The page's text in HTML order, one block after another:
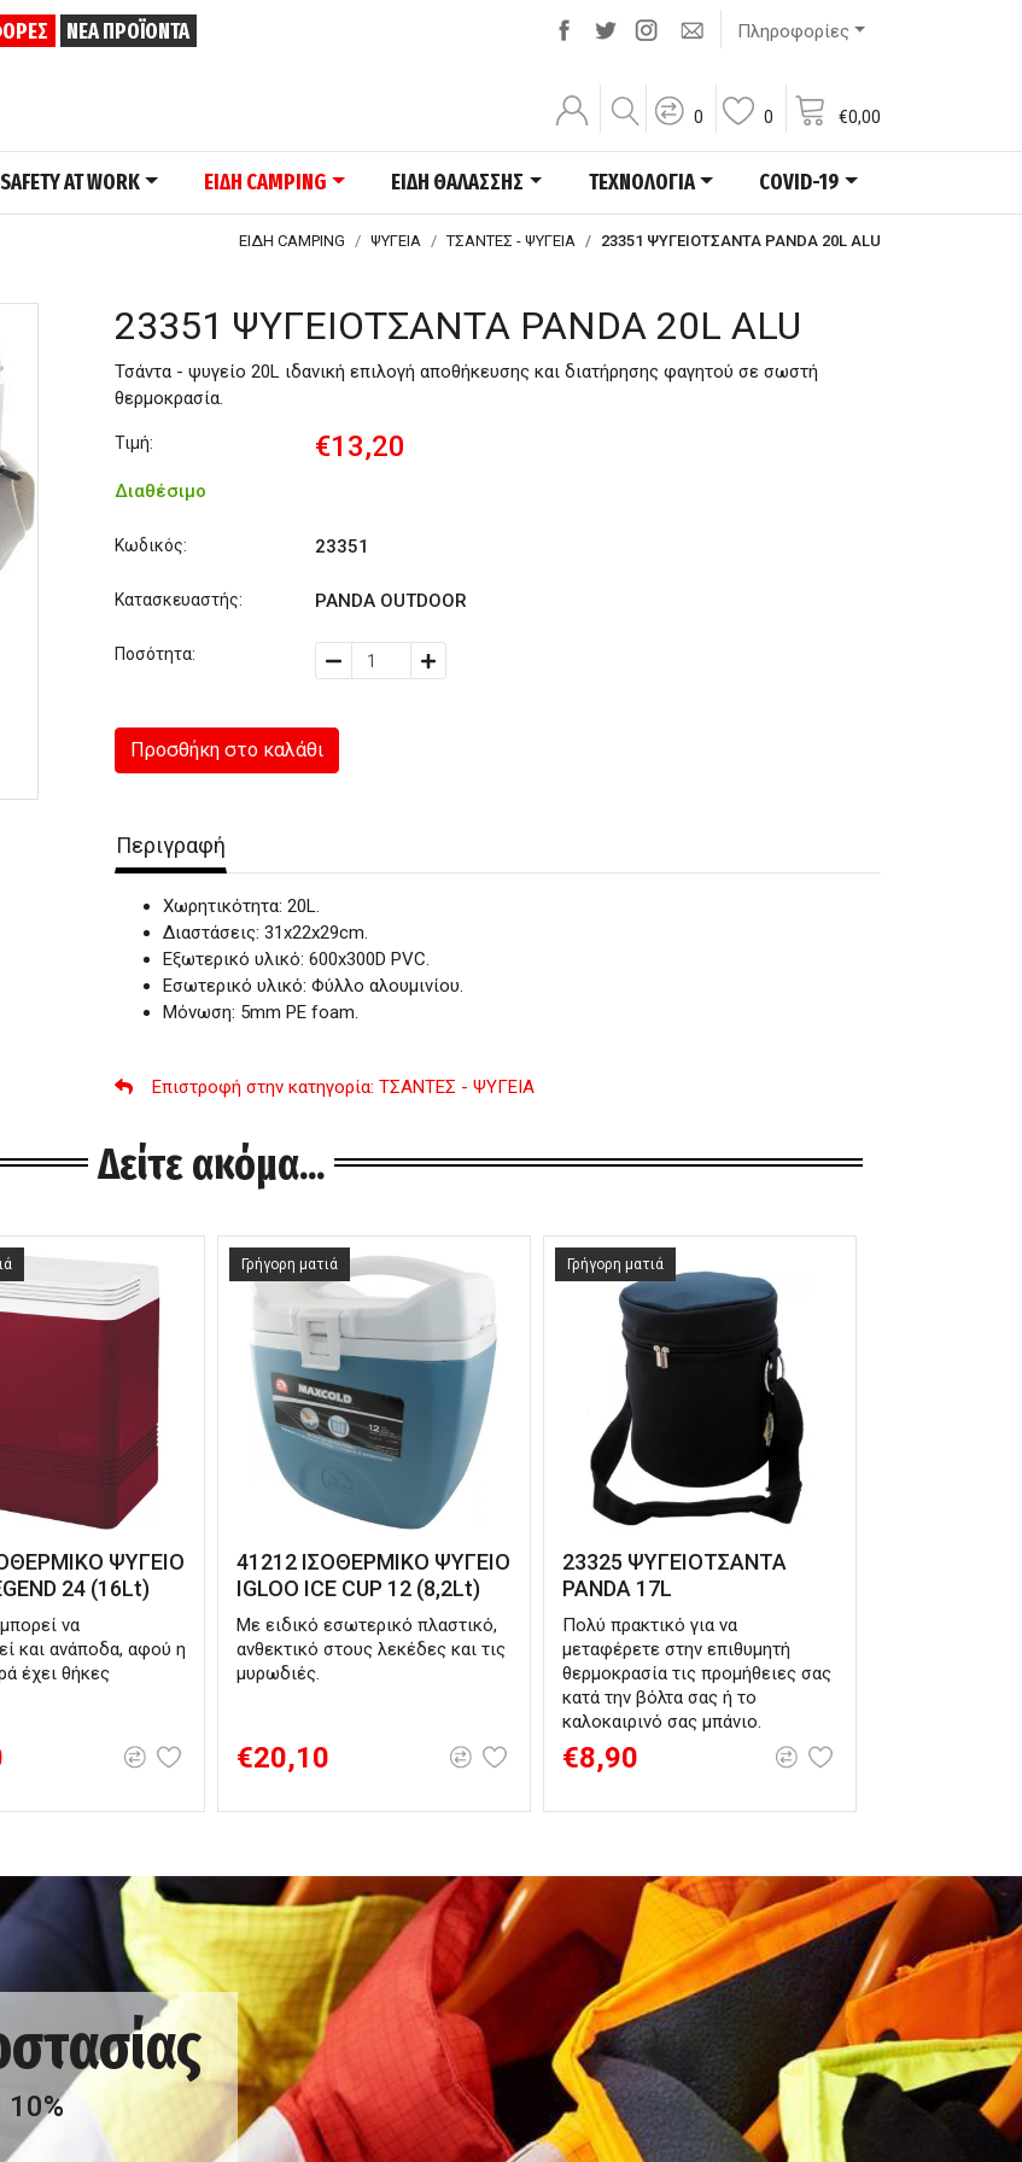
ΝΕΑ ΠΡΟΪΟΝΤΑ Πληροφορίες
0 0 €0,00
AT WORK ΕΙΔΗ CAMPING ΕΙΔΗ ΘΑΛΑΣΣΗΣ ΤΕΧΝΟΛΟΓΙΑ COVID-19
ΕΙΔΗ CAMPING ΨΥΓΕΙΑ ΤΣΑΝΤΕΣ - ΨΥΓΕΙΑ 23351 ΨΥΓΕΙΟΤΣΑΝΤΑ PANDA 20L ALU
23351 ΨΥΓΕΙΟΤΣΑΝΤΑ PANDA 20L ALU
Τσάντα - ψυγείο 20L ιδανική επιλογή αποθήκευσης και διατήρησης φαγητού σε σωστή
θερμοκρασία.
Τιμή: €13,20
Διαθέσιμο
Κωδικός: 23351
Κατασκευαστής: PANDA OUTDOOR
Ποσότητα:
Προσθήκη στο καλάθι
Περιγραφή
Χωρητικότητα: 20L.
Διαστάσεις: 31x22x29cm.
Εξωτερικό υλικό: 600x300D PVC.
Εσωτερικό υλικό: Φύλλο αλουμινίου.
Μόνωση: 5mm PE foam.
Επιστροφή στην κατηγορία: ΤΣΑΝΤΕΣ - ΨΥΓΕΙΑ
Δείτε ακόμα...
ΨΥΓΕΙΟ
24 (16Lt)
να
και ανάποδα, αφού η
έχει θήκες
41212 ΙΣΟΘΕΡΜΙΚΟ ΨΥΓΕΙΟ
IGLOO ICE CUP 12 (8,2Lt)
Με ειδικό εσωτερικό πλαστικό,
ανθεκτικό στους λεκέδες και τις
μυρωδιές.
€20,10
Γρήγορη ματιά
23325 ΨΥΓΕΙΟΤΣΑΝΤΑ
PANDA 17L
Πολύ πρακτικό για να
μεταφέρετε στην επιθυμητή
θερμοκρασία τις προμήθειες σας
κατά την βόλτα σας ή το
καλοκαιρινό σας μπάνιο.
€8,90
Γρήγορη ματιά